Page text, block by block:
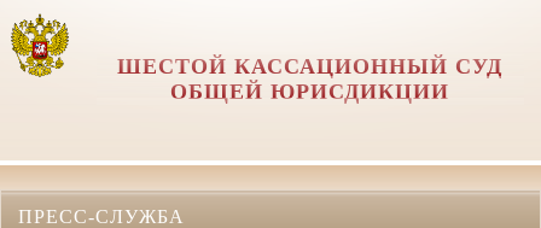
ШЕСТОЙ КАССАЦИОННЫЙ СУД
ОБЩЕЙ ЮРИСДИКЦИИ
ПРЕСС-СЛУЖБА